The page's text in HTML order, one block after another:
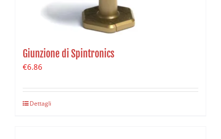
Giunzione di Spintronics
€6.86
Dettagli